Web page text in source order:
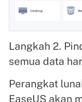
Langkah 2.
semua data
Perangkat
EaseUS akan